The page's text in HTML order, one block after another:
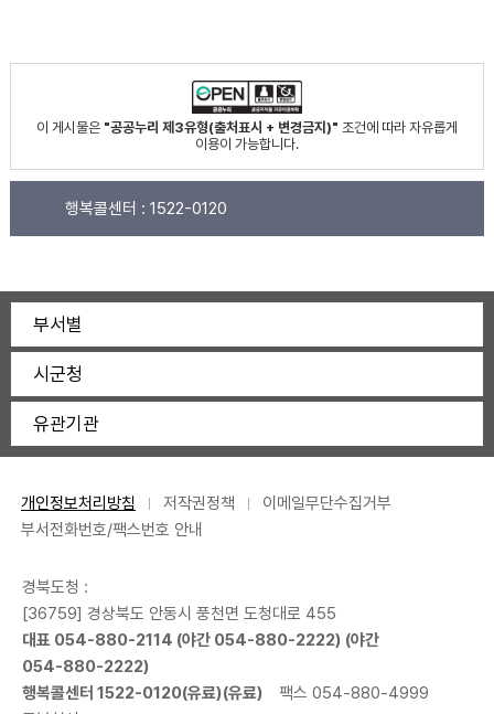
이 게시물은 "공공누리 제3유형(출처표시 + 변경금지)" 조건에 따라 자유롭게
이용이 가능합니다.
행복콜센터 : 1522-0120
부서별
시군청
유관기관
개인정보처리방침 저작권정책
이메일무단수집거부
부서전화번호/팩스번호 안내
경북도청 :
[36759] 경상북도 안동시 풍천면 도청대로 455
대표 054-880-2114 (야간 054-880-2222) (야간
054-880-2222)
행복콜센터 1522-0120(유료)(유료)
팩스 054-880-4999